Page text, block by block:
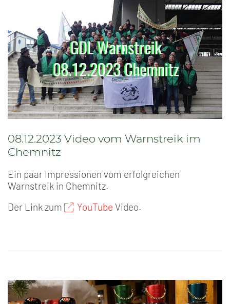
08.12.2023 Video vom Warnstreik im
Chemnitz
Ein paar Impressionen vom erfolgreichen
Warnstreik in Chemnitz.
Der Link zum
YouTube Video.